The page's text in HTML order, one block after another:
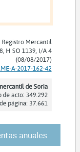
Mercantil
H SO 1139, I/A 4
(08/08/2017)
A-2017-162-42
de Soria
de acto: 349.292
página: 37.661
anuales